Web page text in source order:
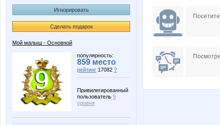
Игнорировать
Сделать подарок
Мой малыш - Основной
популярность:
859 место
рейтинг 17082 ?
Привилегированный
пользователь 9
уровня
Julez